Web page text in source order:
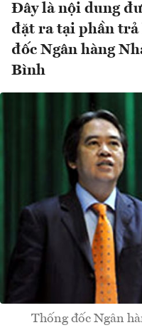
Đây là nội dung
đặt ra tại phần trả
đốc Ngân hàng
Bình
Thống đốc Ngân